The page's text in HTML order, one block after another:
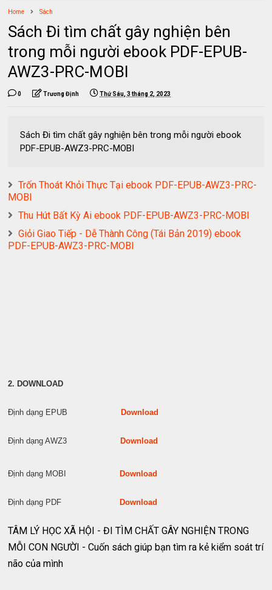
Home Sách
Sách Đi tìm chất gây nghiện bên
trong mỗi người ebook PDF-EPUB-
AWZ3-PRC-MOBI
0 Trương Định Thứ Sáu, 3 tháng 2, 2023
Sách Đi tìm chất gây nghiện bên trong mỗi người ebook
PDF-EPUB-AWZ3-PRC-MOBI
Trốn Thoát Khỏi Thực Tại ebook PDF-EPUB-AWZ3-PRC-
MOBI
Thu Hút Bất Kỳ Ai ebook PDF-EPUB-AWZ3-PRC-MOBI
Giỏi Giao Tiếp - Dễ Thành Công (Tái Bản 2019) ebook
PDF-EPUB-AWZ3-PRC-MOBI
2. DOWNLOAD
Định dạng EPUBDownload
Định dạng AWZ3Download
Định dạng MOBIDownload
Định dạng PDFDownload
TÂM LÝ HỌC XÃ HỘI - ĐI TÌM CHẤT GÂY NGHIỆN TRONG
MỖI CON NGƯỜI - Cuốn sách giúp bạn tìm ra kẻ kiểm soát trí
não của mình